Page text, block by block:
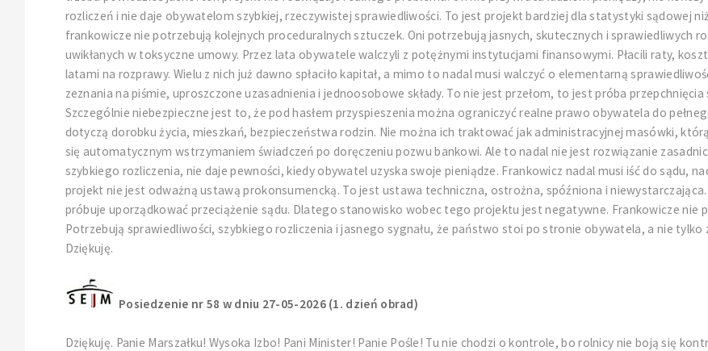
rozliczeń i nie daje obywatelom szybkiej, rzeczywistej sprawiedliwości. To jest projekt bardziej dla statystyki sądowej
frankowicze nie potrzebują kolejnych proceduralnych sztuczek. Oni potrzebują jasnych, skutecznych i sprawiedliwych
uwikłanych w toksyczne umowy. Przez lata obywatele walczyli z potężnymi instytucjami finansowymi. Płacili raty,
latami na rozprawy. Wielu z nich już dawno spłaciło kapitał, a mimo to nadal musi walczyć o elementarną
zeznania na piśmie, uproszczone uzasadnienia i jednoosobowe składy. To nie jest przełom, to jest próba
Szczególnie niebezpieczne jest to, że pod hasłem przyspieszenia można ograniczyć realne prawo obywatela do
dotyczą dorobku życia, mieszkań, bezpieczeństwa rodzin. Nie można ich traktować jak administracyjnej masówki,
się automatycznym wstrzymaniem świadczeń po doręczeniu pozwu bankowi. Ale to nadal nie jest rozwiązanie
szybkiego rozliczenia, nie daje pewności, kiedy obywatel uzyska swoje pieniądze. Frankowicz nadal musi iść do sądu,
projekt nie jest odważną ustawą prokonsumencką. To jest ustawa techniczna, ostrożna, spóźniona i
próbuje uporządkować przeciążenie sądu. Dlatego stanowisko wobec tego projektu jest negatywne. Frankowicze nie
Potrzebują sprawiedliwości, szybkiego rozliczenia i jasnego sygnału, że państwo stoi po stronie obywatela, a nie
Dziękuję.
Posiedzenie nr 58 w dniu 27-05-2026 (1. dzień obrad)
Dziękuję. Panie Marszałku! Wysoka Izbo! Pani Minister! Panie Pośle! Tu nie chodzi o kontrole, bo rolnicy nie boją się